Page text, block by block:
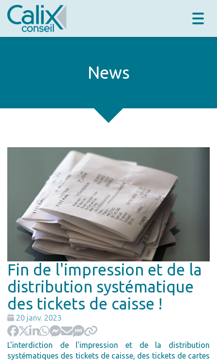
News
Fin de l'impression et de la
distribution systématique
des tickets de caisse !
Date
:
20 janv. 2023
L'interdiction de l'impression et de la distribution
systématiques des tickets de caisse, des tickets de cartes